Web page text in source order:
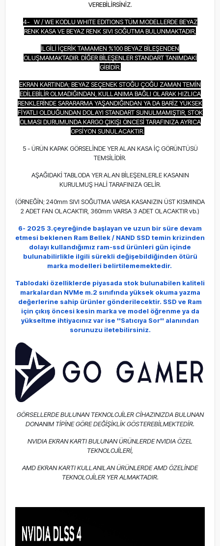
VEREBİLİRSİNİZ.
4- W / WE KODLU WHITE EDITIONS TÜM MODELLERDE BEYAZ
RENK KASA VE BEYAZ RENK SIVI SOĞUTMA BULUNMAKTADIR,
İLGİLİ İÇERİK TAMAMEN %100 BEYAZ BİLEŞENDEN
OLUŞMAMAKTADIR. DİĞER BİLEŞENLER STANDART TANIMDAKİ
GİBİDİR.
EKRAN KARTINDA; BEYAZ SEÇENEK STOĞU ÇOĞU ZAMAN TEMİN
EDİLEBİLİR OLMADIĞINDAN, KULLANIMA BAĞLI OLARAK HIZLICA
RENKLERİNDE SARARARMA YAŞANDIĞINDAN YA DA BARİZ YÜKSEK
FİYATLI OLDUĞUNDAN DOLAYI STANDART SUNULMAMIŞTIR, STOK
OLMASI DURUMUNDA KARGO ÇIKIŞI ÖNCESİ TARAFINIZA AYRICA
OPSİYON SUNULACAKTIR.
5 - ÜRÜN KAPAK GÖRSELİNDE YER ALAN KASA İÇ GÖRÜNTÜSÜ
TEMSİLİDİR.
AŞAĞIDAKİ TABLODA YER ALAN BİLEŞENLERLE KASANIN
KURULMUŞ HALİ TARAFINIZA GELİR.
(ÖRNEĞİN; 240mm SIVI SOĞUTMA VARSA KASANIZIN ÜST KISMINDA
2 ADET FAN OLACAKTIR, 360mm VARSA 3 ADET OLACAKTIR vb.)
6- 2025 3.çeyreğinde başlayan ve uzun bir süre devam
etmesi beklenen Ram Bellek / NAND SSD temin krizinden
dolayı kullandığımız ram-ssd ürünleri gün içinde
bulunabilirlikle ilgili sürekli değişebildiğinden ötürü
marka modelleri belirtilememektedir.
Tablodaki özelliklerde piyasada stok bulunabilen kaliteli
markalardan NVMe m.2 sınıfında yüksek okuma yazma
değerlerine sahip ürünler gönderilecektir. SSD ve Ram
için çıkış öncesi kesin marka ve model öğrenme ya da
yükseltme ihtiyacınız var ise ''Satıcıya Sor'' alanından
sorunuzu iletebilirsiniz.
GÖRSELLERDE BULUNAN TEKNOLOJİLER CİHAZINIZDA BULUNAN
DONANIM TİPİNE GÖRE DEĞİŞİKLİK GÖSTEREBİLMEKTEDİR.
NVIDIA EKRAN KARTI BULUNAN ÜRÜNLERDE NVIDIA ÖZEL
TEKNOLOJİLERİ,
AMD EKRAN KARTI KULLANILAN ÜRÜNLERDE AMD ÖZELİNDE
TEKNOLOJİLER YER ALMAKTADIR.